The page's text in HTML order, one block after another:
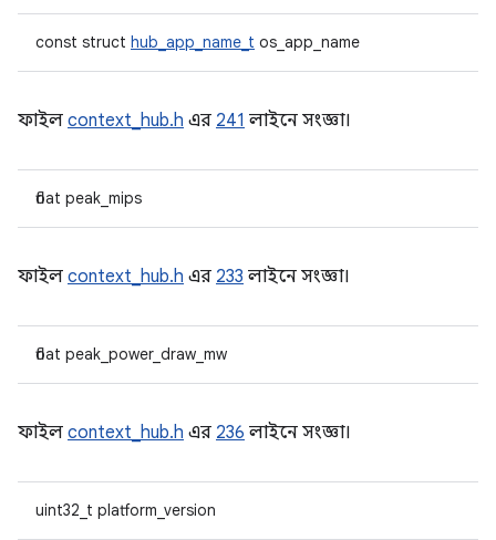
const struct hub_app_name_t os_app_name
ফাইল context_hub.h এর 241 লাইনে সংজ্ঞা।
float peak_mips
ফাইল context_hub.h এর 233 লাইনে সংজ্ঞা।
float peak_power_draw_mw
ফাইল context_hub.h এর 236 লাইনে সংজ্ঞা।
uint32_t platform_version